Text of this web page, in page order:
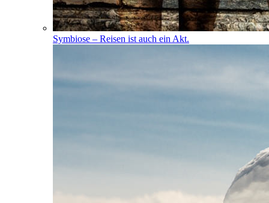
Symbiose – Reisen ist auch ein Akt.